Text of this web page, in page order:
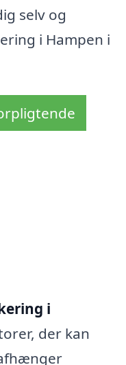
selv og
i Hampen i
i
der kan